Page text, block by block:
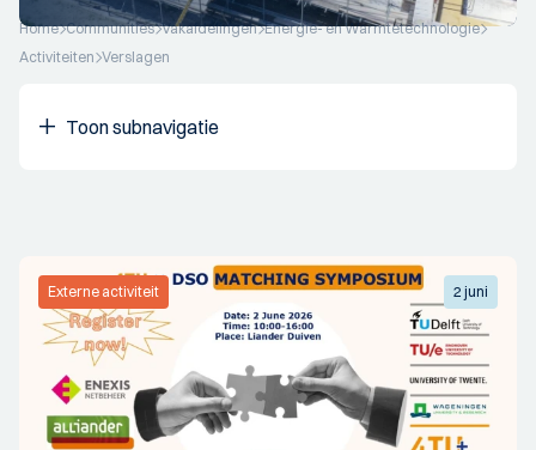
Home Communities Vakafdelingen Energie- en Warmtetechnologie
Activiteiten Verslagen
Toon subnavigatie
Externe activiteit 2 juni